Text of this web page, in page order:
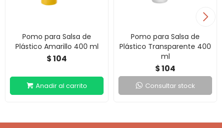
Pomo para Salsa de
Plástico Amarillo 400 ml
$104
Pomo para Salsa de
Plástico Transparente 400
ml
$104
Consultar stock